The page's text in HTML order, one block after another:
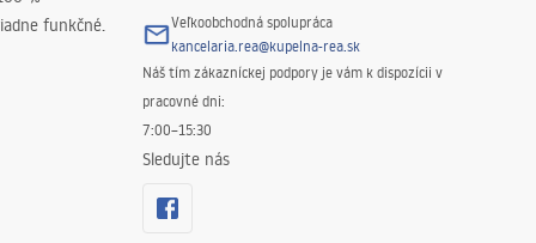
funkčné.
Veľkoobchodná spolupráca
kancelaria.rea@kupelna-rea.sk
Náš tím zákazníckej podpory je vám k dispozícii v
pracovné dni:
7:00–15:30
Sledujte nás